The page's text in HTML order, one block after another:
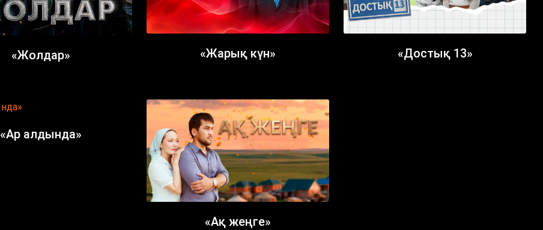
«Жолдар» «Жарық күн» «Достық 13»
«Ар алдында»
«Ақ жеңге»